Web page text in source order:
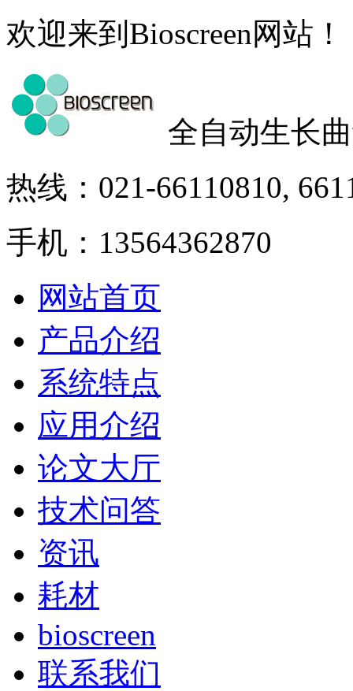
欢迎来到Bioscreen网站！
全自动生长
热线：021-66110810,
手机：13564362870
网站首页
产品介绍
系统特点
应用介绍
论文大厅
技术问答
资讯
耗材
bioscreen
联系我们